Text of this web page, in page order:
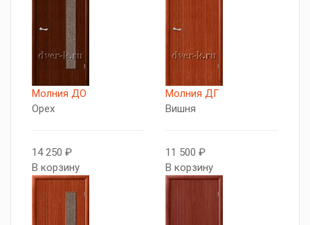
Молния ДО
Орех
14 250 ₽
В корзину
Молния ДГ
Вишня
11 500 ₽
В корзину